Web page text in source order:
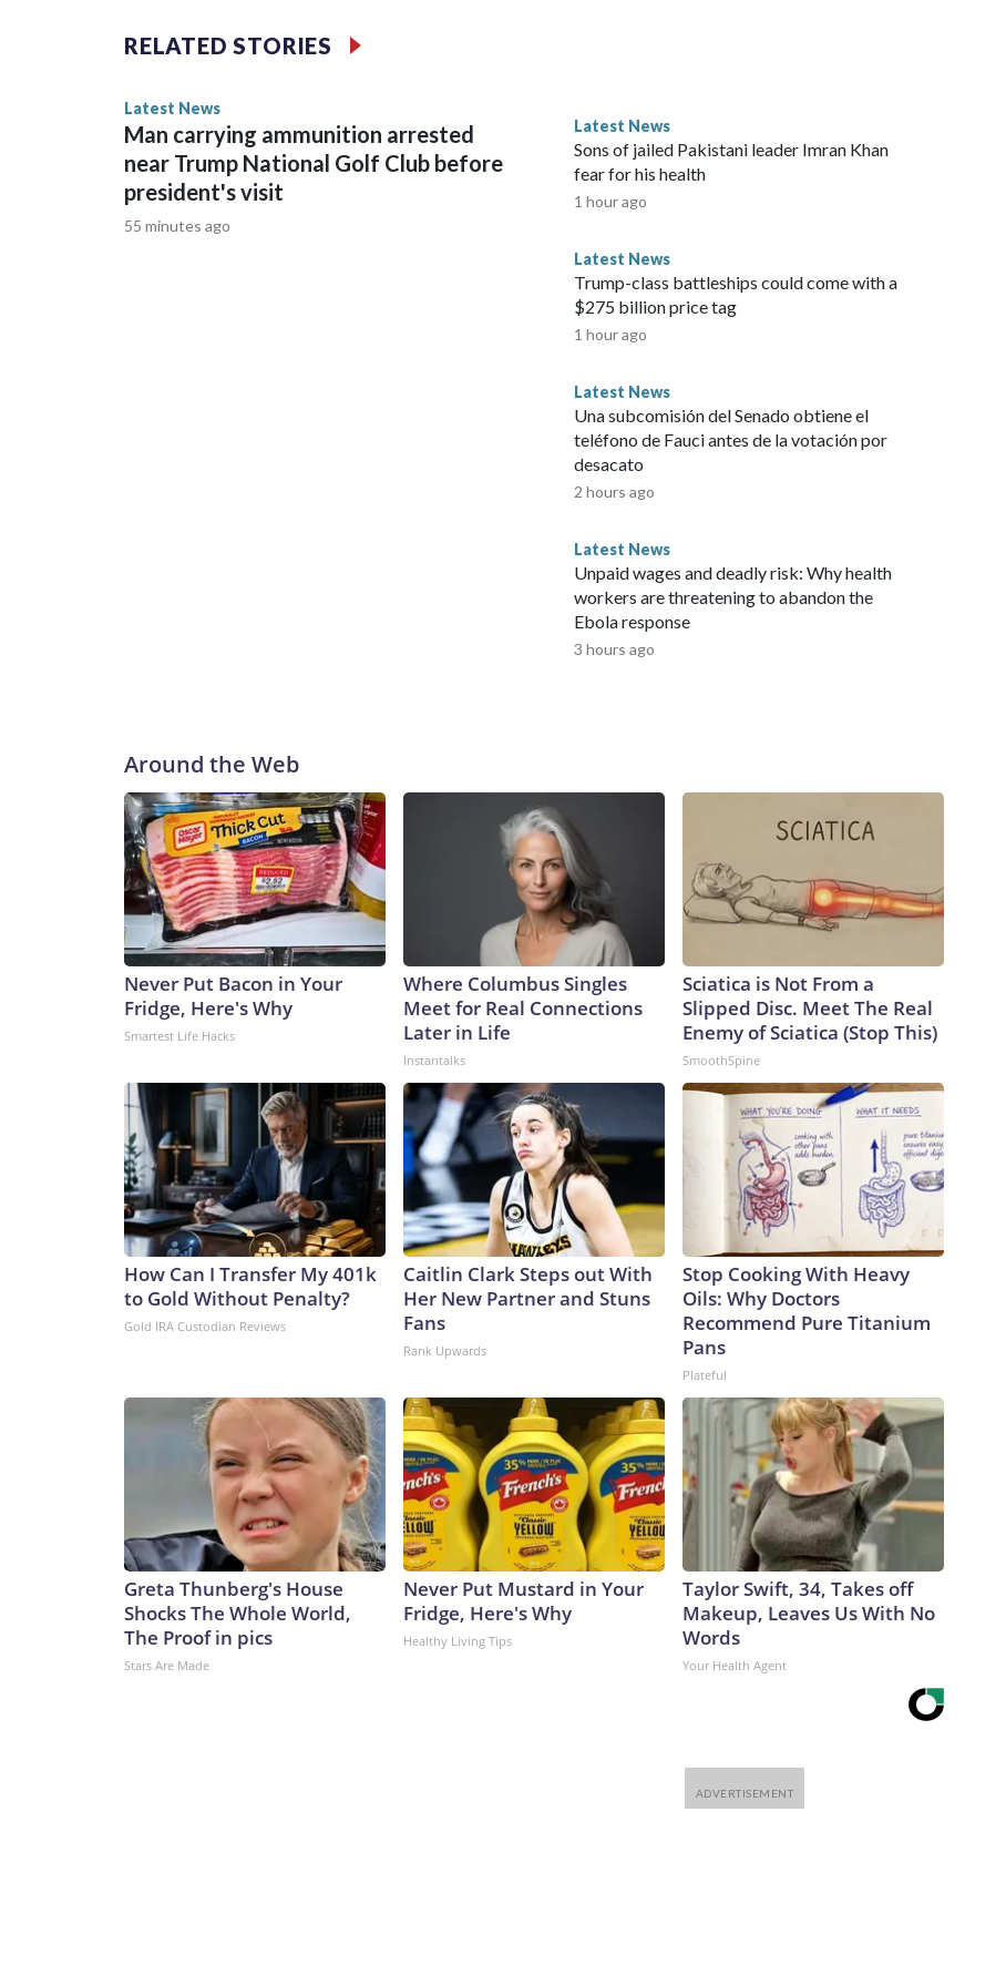
RELATED STORIES
Latest News
Man carrying ammunition arrested
near Trump National Golf Club before
president's visit
55 minutes ago
Latest News
Sons of jailed Pakistani leader Imran Khan
fear for his health
1 hour ago
Latest News
Trump-class battleships could come with a
$275 billion price tag
1 hour ago
Latest News
Una subcomisión del Senado obtiene el
teléfono de Fauci antes de la votación por
desacato
2 hours ago
Latest News
Unpaid wages and deadly risk: Why health
workers are threatening to abandon the
Ebola response
3 hours ago
Around the Web
Never Put Bacon in Your
Fridge, Here's Why
Smartest Life Hacks
Where Columbus Singles
Meet for Real Connections
Later in Life
Instantalks
Sciatica is Not From a
Slipped Disc. Meet The Real
Enemy of Sciatica (Stop This)
SmoothSpine
How Can I Transfer My 401k
to Gold Without Penalty?
Gold IRA Custodian Reviews
Caitlin Clark Steps out With
Her New Partner and Stuns
Fans
Rank Upwards
Stop Cooking With Heavy
Oils: Why Doctors
Recommend Pure Titanium
Pans
Plateful
Greta Thunberg's House
Shocks The Whole World,
The Proof in pics
Stars Are Made
Never Put Mustard in Your
Fridge, Here's Why
Healthy Living Tips
Taylor Swift, 34, Takes off
Makeup, Leaves Us With No
Words
Your Health Agent